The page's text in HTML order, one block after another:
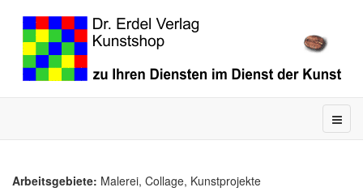
Arbeitsgebiete: Malerei, Collage, Kunstprojekte